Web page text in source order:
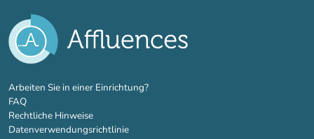
Arbeiten Sie in einer Einrichtung?(new tab)
FAQ
Rechtliche Hinweise
Datenverwendungsrichtlinie